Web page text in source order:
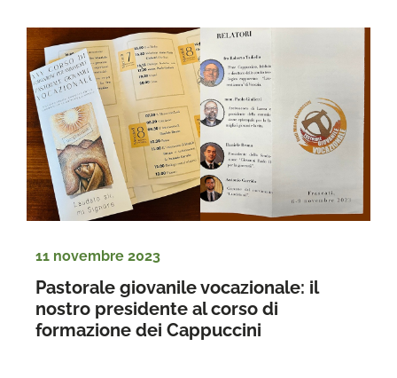
11 novembre 2023
Pastorale giovanile vocazionale: il
nostro presidente al corso di
formazione dei Cappuccini